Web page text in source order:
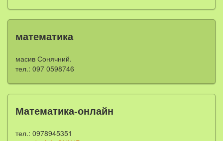
математика
масив Сонячний.
тел.: 097 0598746
Математика-онлайн
тел.: 0978945351